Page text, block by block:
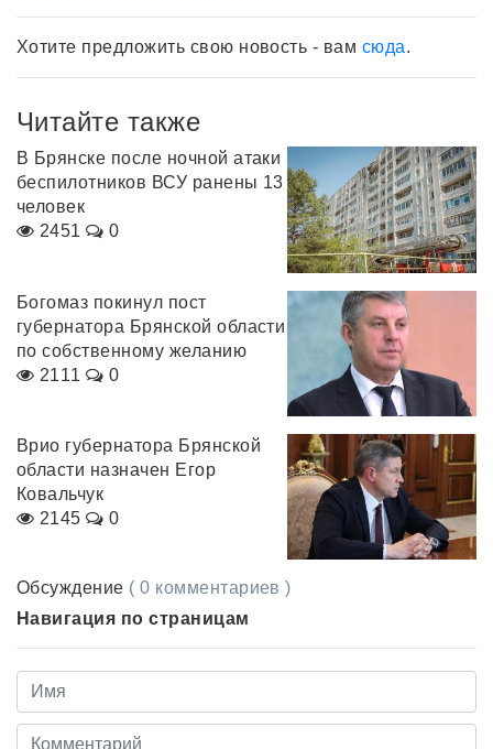
Хотите предложить свою новость - вам сюда.
Читайте также
В Брянске после ночной атаки
беспилотников ВСУ ранены 13
человек
2451
0
Богомаз покинул пост
губернатора Брянской области
по собственному желанию
2111
0
Врио губернатора Брянской
области назначен Егор
Ковальчук
2145
0
Обсуждение ( 0 комментариев )
Навигация по страницам